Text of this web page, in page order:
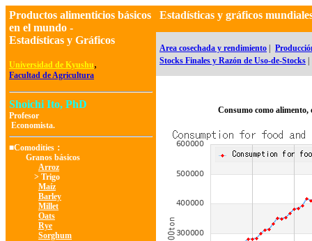
Productos alimenticios básicos
en el mundo -
Estadísticas y Gráficos
Universidad de Kyushu,
Facultad de Agricultura
Shoichi Ito, PhD
Profesor
Economista.
■Comodities：
Granos básicos
Arroz
> Trigo
Maíz
Barley
Millet
Oats
Rye
Sorghum
Estadísticas y gráficos
Area cosechada y rendimiento
Stocks Finales y Razón de Uso-de-Stocks
Consumo como alimento,